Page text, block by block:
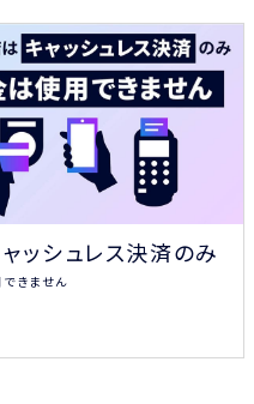
ッシュレス決済のみ
きません